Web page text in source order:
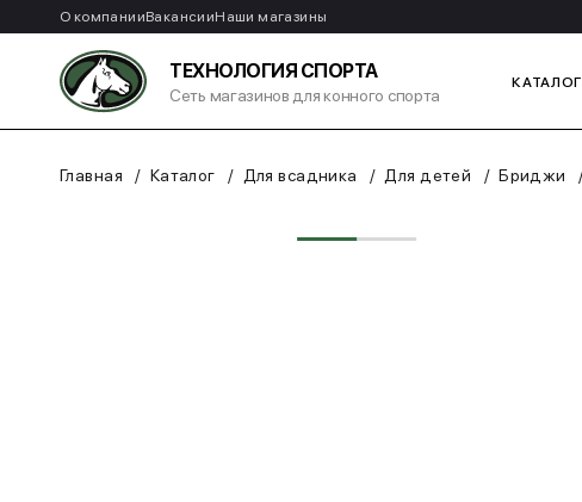
О компанииВакансииНаши магазины
ТЕХНОЛОГИЯ СПОРТА
Сеть магазинов для конного спорта
КАТАЛОГ
Главная Каталог Для всадника Для детей Бриджи